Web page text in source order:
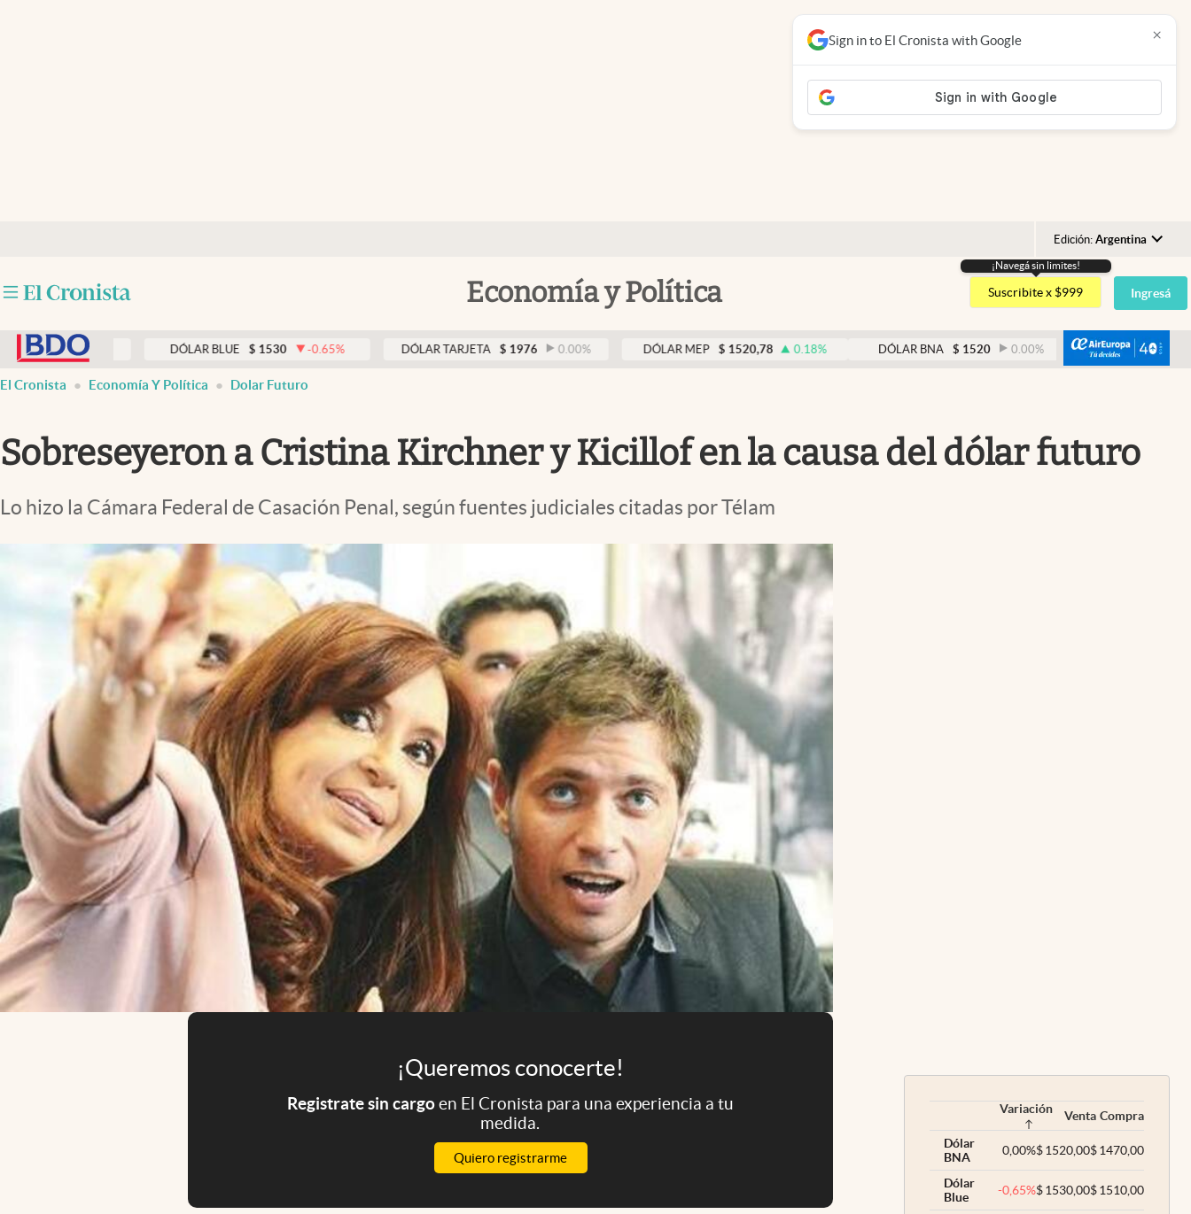
Edición: Argentina
Argentina
España
México
USA
Economía y Política
Otras secciones
Clase
Mundial 2026
Eventos Corporativos
abre en nueva pestaña
¡Navegá sin limites!
Suscribite x $999 Ingresá
0.00% DÓLAR BLUE $ 1530 -0.65% DÓLAR TARJETA $ 1976 0.00% DÓLAR MEP $ 1520,78 0.18% DÓLAR BNA $ 1520 0.00% DÓLAR BLUE $ 1530
Sign in to El Cronista with Google ×
El Cronista Economía Y Política Dolar Futuro
Sobreseyeron a Cristina Kirchner y Kicillof en la causa del dólar futuro
Lo hizo la Cámara Federal de Casación Penal, según fuentes judiciales citadas por Télam
¡Queremos conocerte!
Registrate sin cargoen El Cronista para una experiencia a tu
medida.
Quiero registrarme
Variación Venta Compra
Dólar
BNA
0,00%$1520,00$1470,00
Dólar
Blue
-0,65%$1530,00$1510,00